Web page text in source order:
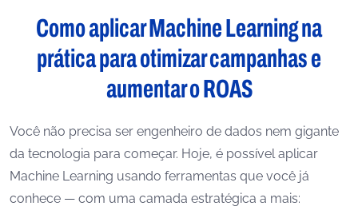
Como aplicar Machine Learning na
prática para otimizar campanhas e
aumentar o ROAS
Você não precisa ser engenheiro de dados nem gigante
da tecnologia para começar. Hoje, é possível aplicar
Machine Learning usando ferramentas que você já
conhece — com uma camada estratégica a mais: